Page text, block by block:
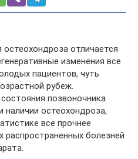
отличается
изменения все
пациентов, чуть
рубеж.
позвоночника
остеохондроза,
все прочнее
распространенных болезней